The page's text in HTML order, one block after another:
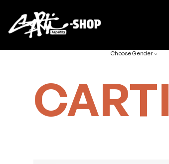
Choose Gender
CARTI